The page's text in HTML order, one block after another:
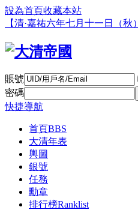
設為首頁收藏本站
【清·嘉祐六年七月十一日（秋）
賬號
密碼
快捷導航
首頁BBS
大清年表
輿圖
銀號
任務
勳章
排行榜Ranklist